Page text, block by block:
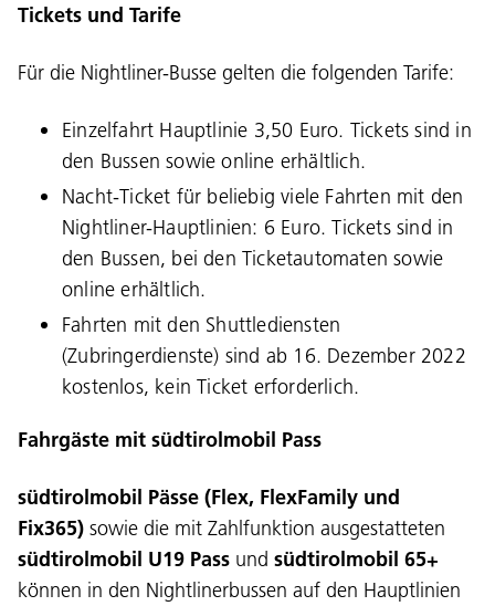
Tickets und Tarife
Für die Nightliner-Busse gelten die folgenden Tarife:
Einzelfahrt Hauptlinie 3,50 Euro. Tickets sind in
den Bussen sowie online erhältlich.
Nacht-Ticket für beliebig viele Fahrten mit den
Nightliner-Hauptlinien: 6 Euro. Tickets sind in
den Bussen, bei den Ticketautomaten sowie
online erhältlich.
Fahrten mit den Shuttlediensten
(Zubringerdienste) sind ab 16. Dezember 2022
kostenlos, kein Ticket erforderlich.
Fahrgäste mit südtirolmobil Pass
südtirolmobil Pässe (Flex, FlexFamily und
Fix365) sowie die mit Zahlfunktion ausgestatteten
südtirolmobil U19 Pass und südtirolmobil 65+
können in den Nightlinerbussen auf den Hauptlinien